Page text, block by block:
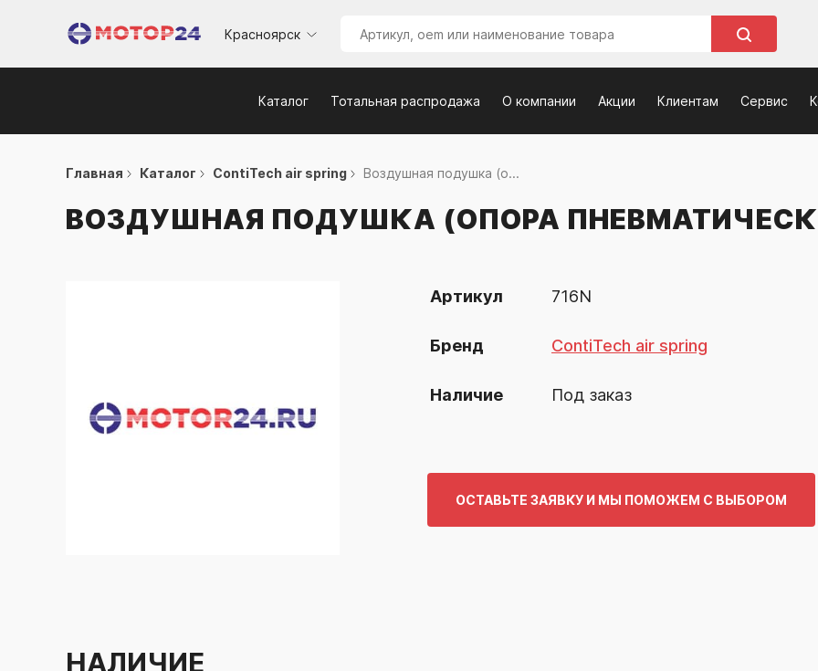
Красноярск
Каталог Тотальная распродажа О компании Акции Клиентам Сервис
Главная Каталог ContiTech air spring Воздушная подушка (о...
ВОЗДУШНАЯ ПОДУШКА (ОПОРА
Артикул 716N
Бренд ContiTech air spring
Наличие Под заказ
ОСТАВЬТЕ ЗАЯВКУ И МЫ ПОМОЖЕМ С ВЫБОРОМ
НАЛИЧИЕ